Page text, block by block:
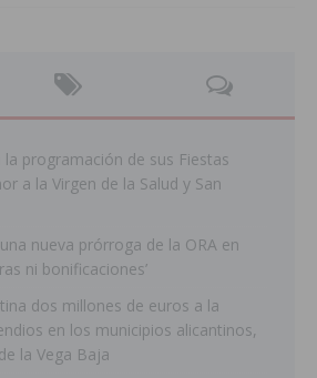
la programación de sus Fiestas
a la Virgen de la Salud y San
nueva prórroga de la ORA en
ni bonificaciones’
dos millones de euros a la
en los municipios alicantinos,
la Vega Baja